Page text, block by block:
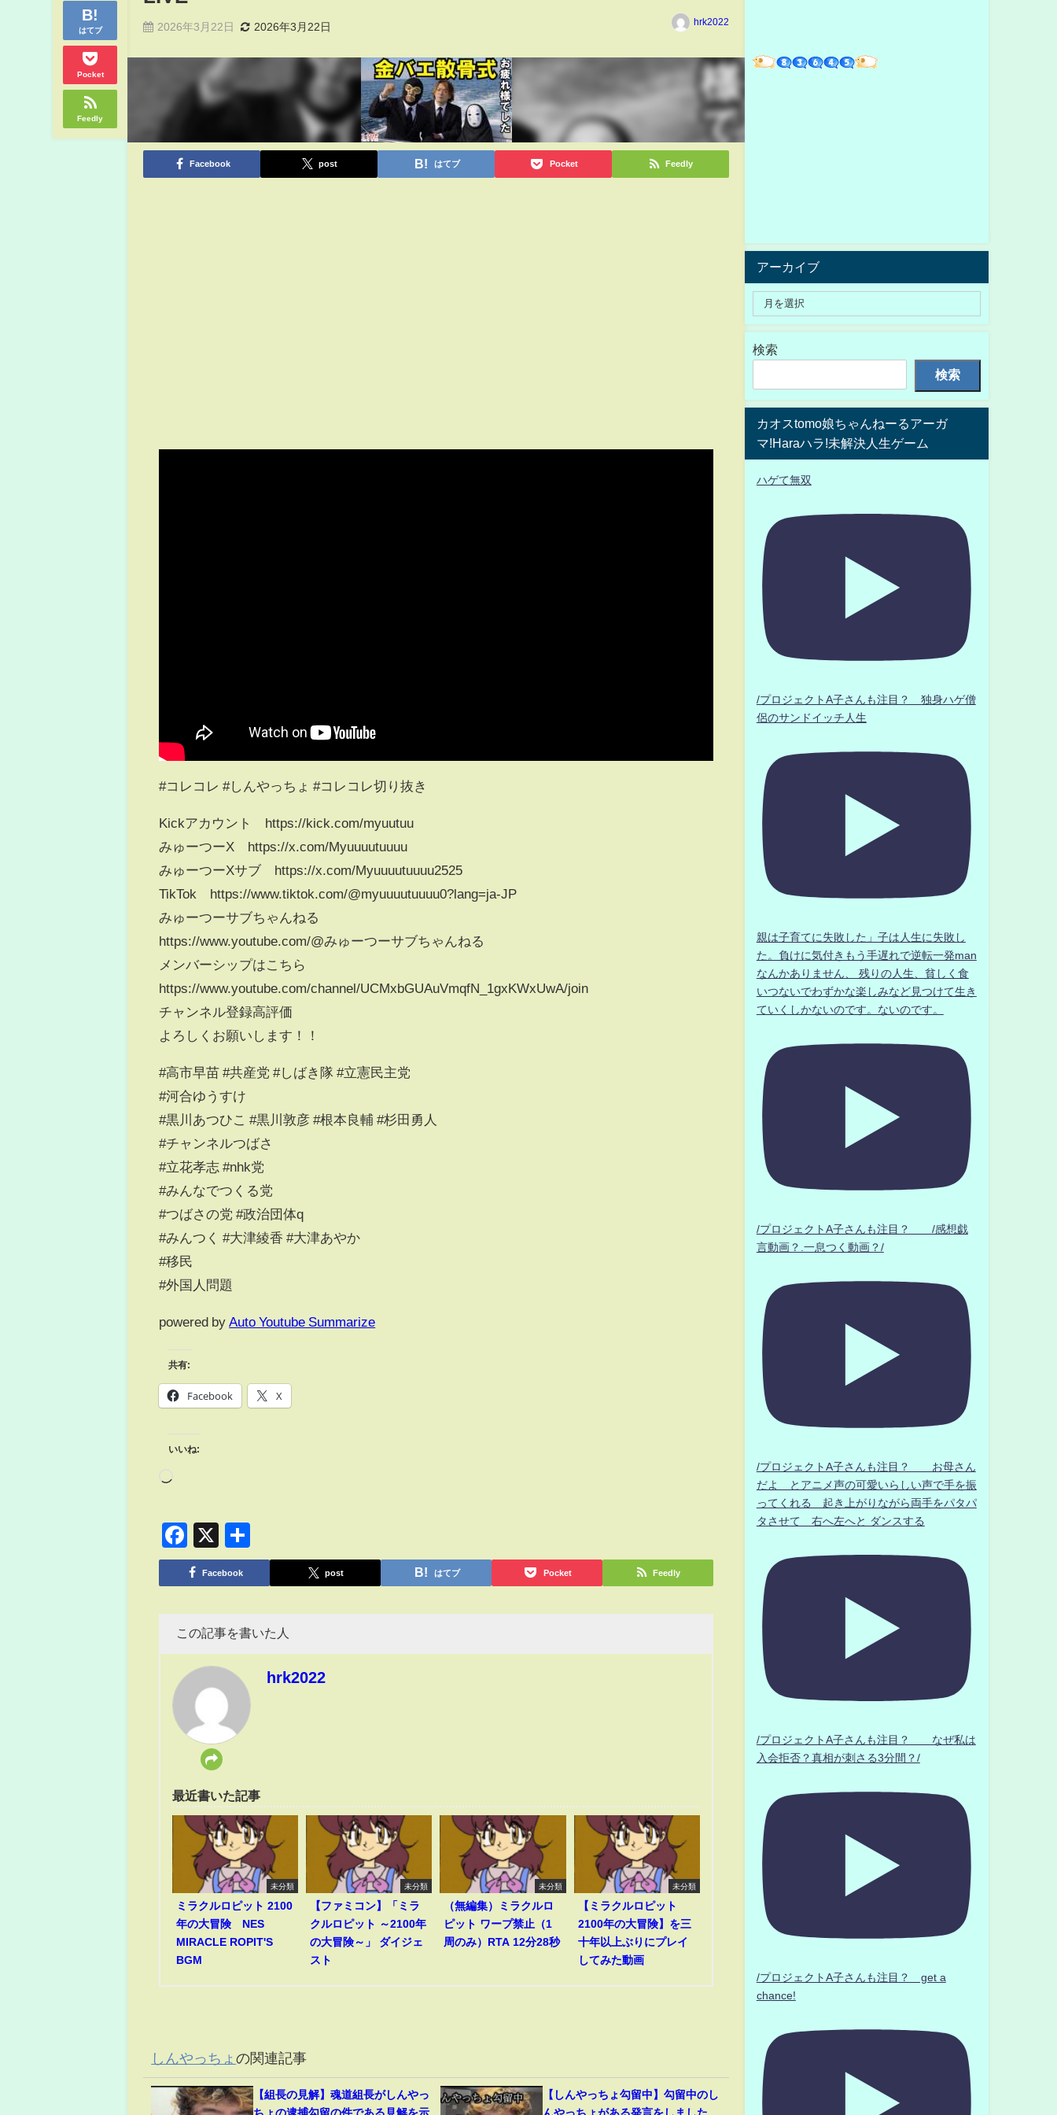
はてブ
Pocket
Feedly
2026年3月22日 2026年3月22日 hrk2022
Facebook post はてブ Pocket Feedly
#コレコレ #しんやっちょ #コレコレ切り抜き
Kickアカウント https://kick.com/myuutuu
みゅーつーX https://x.com/Myuuuutuuuu
みゅーつーXサブ https://x.com/Myuuuutuuuu2525
TikTok https://www.tiktok.com/@myuuuutuuuu0?lang=ja-JP
みゅーつーサブちゃんねる
https://www.youtube.com/@みゅーつーサブちゃんねる
メンバーシップはこちら
https://www.youtube.com/channel/UCMxbGUAuVmqfN_1gxKWxUwA/join
チャンネル登録高評価
よろしくお願いします！！
#高市早苗 #共産党 #しばき隊 #立憲民主党
#河合ゆうすけ
#黒川あつひこ #黒川敦彦 #根本良輔 #杉田勇人
#チャンネルつばさ
#立花孝志 #nhk党
#みんなでつくる党
#つばさの党 #政治団体q
#みんつく #大津綾香 #大津あやか
#移民
#外国人問題
powered by Auto Youtube Summarize
共有:
Facebook X
いいね:
Facebook
X
有
Facebook post はてブ Pocket Feedly
この記事を書いた人
hrk2022
最近書いた記事
未分類
ミラクルロピット 2100
年の大冒険 NES
MIRACLE ROPIT'S
BGM
未分類
【ファミコン】「ミラ
クルロピット ～2100年
の大冒険～」 ダイジェ
スト
未分類
（無編集）ミラクルロ
ピット ワープ禁止（1
周のみ）RTA 12分28秒
未分類
【ミラクルロピット
2100年の大冒険】を三
十年以上ぶりにプレイ
してみた動画
しんやっちょの関連記事
【組長の見解】魂道組長がしんやっ
【しんやっちょ勾留中】勾留中のし
アーカイブ
検索
検索
カオスtomo娘ちゃんねーるアーガ
マ!Haraハラ!未解決人生ゲーム
ハゲて無双
/プロジェクトA子さんも注目？ 独身ハゲ僧
侶のサンドイッチ人生
親は子育てに失敗した」子は人生に失敗し
た。負けに気付きもう手遅れで逆転一発man
なんかありません、 残りの人生、貧しく食
いつないでわずかな楽しみなど見つけて生き
ていくしかないのです。ないのです。
/プロジェクトA子さんも注目？ /感想戯
言動画？.一息つく動画？/
/プロジェクトA子さんも注目？ お母さん
だよ とアニメ声の可愛いらしい声で手を振
ってくれる 起き上がりながら両手をパタパ
タさせて 右へ左へと ダンスする
/プロジェクトA子さんも注目？ なぜ私は
入会拒否？真相が刺さる3分間？/
/プロジェクトA子さんも注目？ get a
chance!